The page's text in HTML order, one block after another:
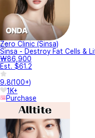
Zero Clinic (Sinsa)
Sinsa - Destroy Fat Cells &
₩86,900
Est. $61.2
9.8(100+)
1K+
Purchase